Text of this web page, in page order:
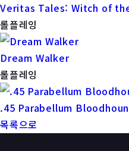
Veritas Tales: Witch of
롤플레잉
Dream Walker
롤플레잉
.45 Parabellum
목록으로